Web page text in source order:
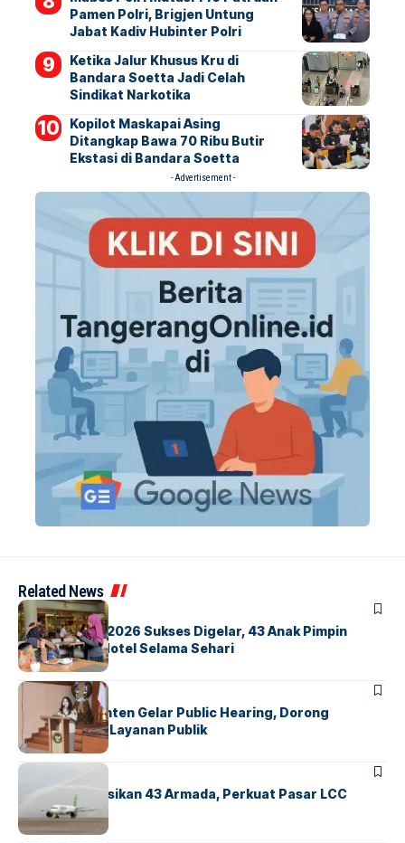
Pamen Polri, Brigjen Untung
Jabat Kadiv Hubinter Polri
Ketika Jalur Khusus Kru di
Bandara Soetta Jadi Celah
Sindikat Narkotika
Kopilot Maskapai Asing
Ditangkap Bawa 70 Ribu Butir
Ekstasi di Bandara Soetta
- Advertisement -
Related News
BERITAINDEX
GM For A Day 2026 Sukses Digelar, 43 Anak Pimpin
Operasional Hotel Selama Sehari
BANDARABERITA
Karantina Banten Gelar Public Hearing, Dorong
Transparansi Layanan Publik
BANDARA
Citilink Operasikan 43 Armada, Perkuat Pasar LCC
Nasional